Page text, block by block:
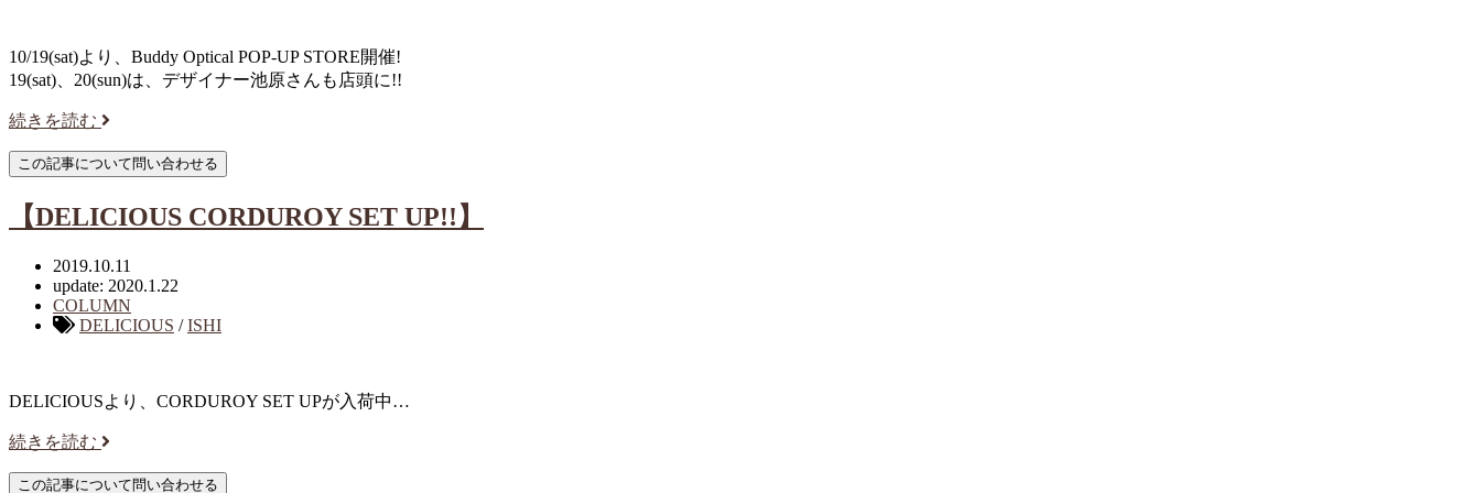
10/19(sat)より、Buddy Optical POP-UP STORE開催!
19(sat)、20(sun)は、デザイナー池原さんも店頭に!!
続きを読む
【DELICIOUS CORDUROY SET UP!!】
2019.10.11
update: 2020.1.22
COLUMN
DELICIOUS /ISHI
DELICIOUSより、CORDUROY SET UPが入荷中…
続きを読む